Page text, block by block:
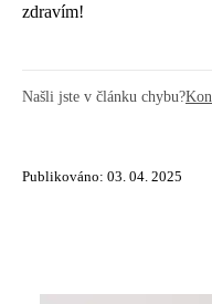
zdravím!
Našli jste v článku chybu?
Publikováno: 03. 04. 2025